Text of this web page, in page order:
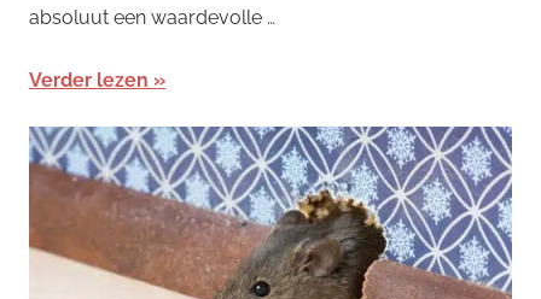
absoluut een waardevolle …
Verder lezen